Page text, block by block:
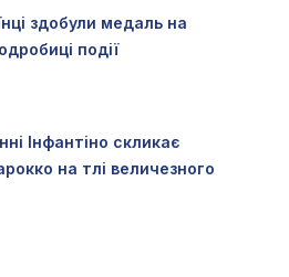
здобули медаль на
події
Інфантіно скликає
на тлі величезного